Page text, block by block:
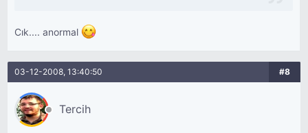
Cık.... anormal
03-12-2008, 13:40:50 #8
Tercih